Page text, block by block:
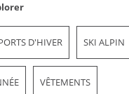
D'HIVER SKI ALPIN
VÊTEMENTS